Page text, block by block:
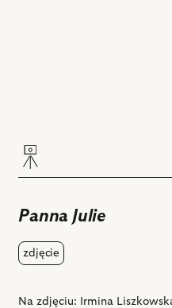
Panna Julie
zdjęcie
Na zdjęciu: Irmina